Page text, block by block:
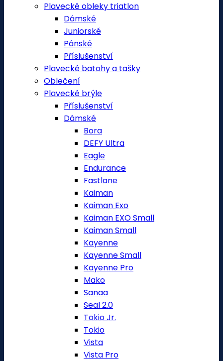
Plavecké obleky triatlon
Dámské
Juniorské
Pánské
Příslušenství
Plavecké batohy a tašky
Oblečení
Plavecké brýle
Příslušenství
Dámské
Bora
DEFY Ultra
Eagle
Endurance
Fastlane
Kaiman
Kaiman Exo
Kaiman EXO Small
Kaiman Small
Kayenne
Kayenne Small
Kayenne Pro
Mako
Sanaa
Seal 2.0
Tokio Jr.
Tokio
Vista
Vista Pro